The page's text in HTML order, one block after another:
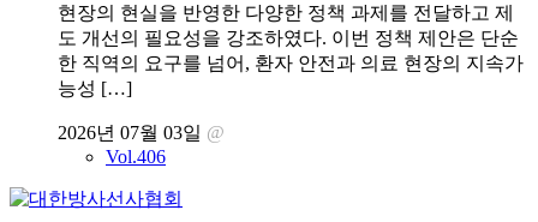
현장의 현실을 반영한 다양한 정책 과제를 전달하고 제
도 개선의 필요성을 강조하였다. 이번 정책 제안은 단순
한 직역의 요구를 넘어, 환자 안전과 의료 현장의 지속가
능성 […]
2026년 07월 03일 @
Vol.406